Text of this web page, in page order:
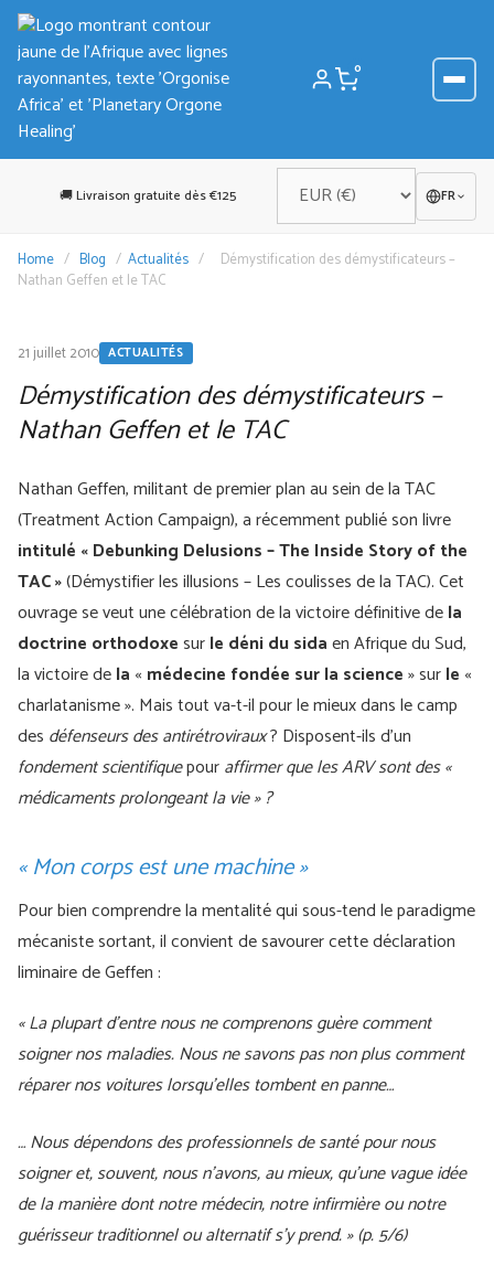
Aller
contenu
0
🚚 Livraison gratuite dès €125 FR
Home / Blog / Actualités /
Démystification des démystificateurs –
Nathan Geffen et le TAC
21 juillet 2010 ACTUALITÉS
Démystification des démystificateurs –
Nathan Geffen et le TAC
Nathan Geffen, militant de premier plan au sein de la TAC
(Treatment Action Campaign), a récemment publié son livre
intitulé « Debunking Delusions – The Inside Story of the
TAC »(Démystifier les illusions – Les coulisses de la TAC). Cet
ouvrage se veut une célébration de la victoire définitive dela
doctrine orthodoxesurle déni du sidaen Afrique du Sud,
la victoire dela « médecine fondée sur la science» surle «
charlatanisme ». Mais tout va-t-il pour le mieux dans le camp
des défenseurs des antirétroviraux? Disposent-ils d’un
fondement scientifiquepouraffirmer que les ARV sont des «
médicaments prolongeant la vie » ?
« Mon corps est une machine »
Pour bien comprendre la mentalité qui sous-tend le paradigme
mécaniste sortant, il convient de savourer cette déclaration
liminaire de Geffen :
« La plupart d’entre nous ne comprenons guère comment
soigner nos maladies. Nous ne savons pas non plus comment
réparer nos voitures lorsqu’elles tombent en panne…
… Nous dépendons des professionnels de santé pour nous
soigner et, souvent, nous n’avons, au mieux, qu’une vague idée
de la manière dont notre médecin, notre infirmière ou notre
guérisseur traditionnel ou alternatif s’y prend. » (p. 5/6)